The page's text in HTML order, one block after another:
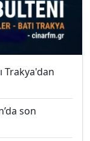
Trakya'dan
son